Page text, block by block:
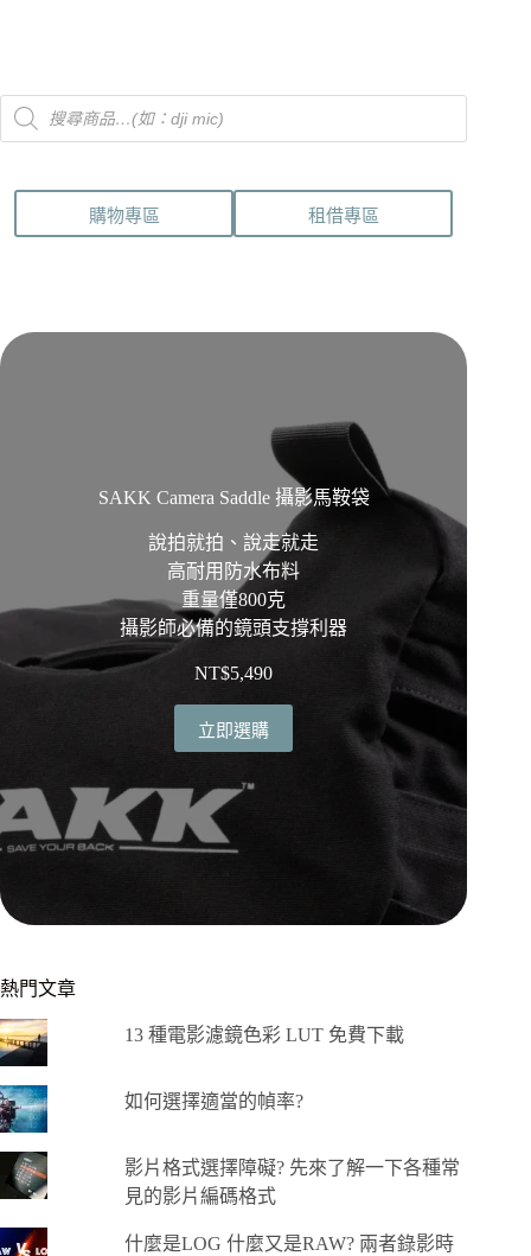
Products
search
購物專區 租借專區
SAKK Camera Saddle 攝影馬鞍袋
說拍就拍、說走就走
高耐用防水布料
重量僅800克
攝影師必備的鏡頭支撐利器
NT$5,490
立即選購
熱門文章
13 種電影濾鏡色彩 LUT 免費下載
如何選擇適當的幀率?
影片格式選擇障礙? 先來了解一下各種常
見的影片編碼格式
什麼是LOG 什麼又是RAW? 兩者錄影時